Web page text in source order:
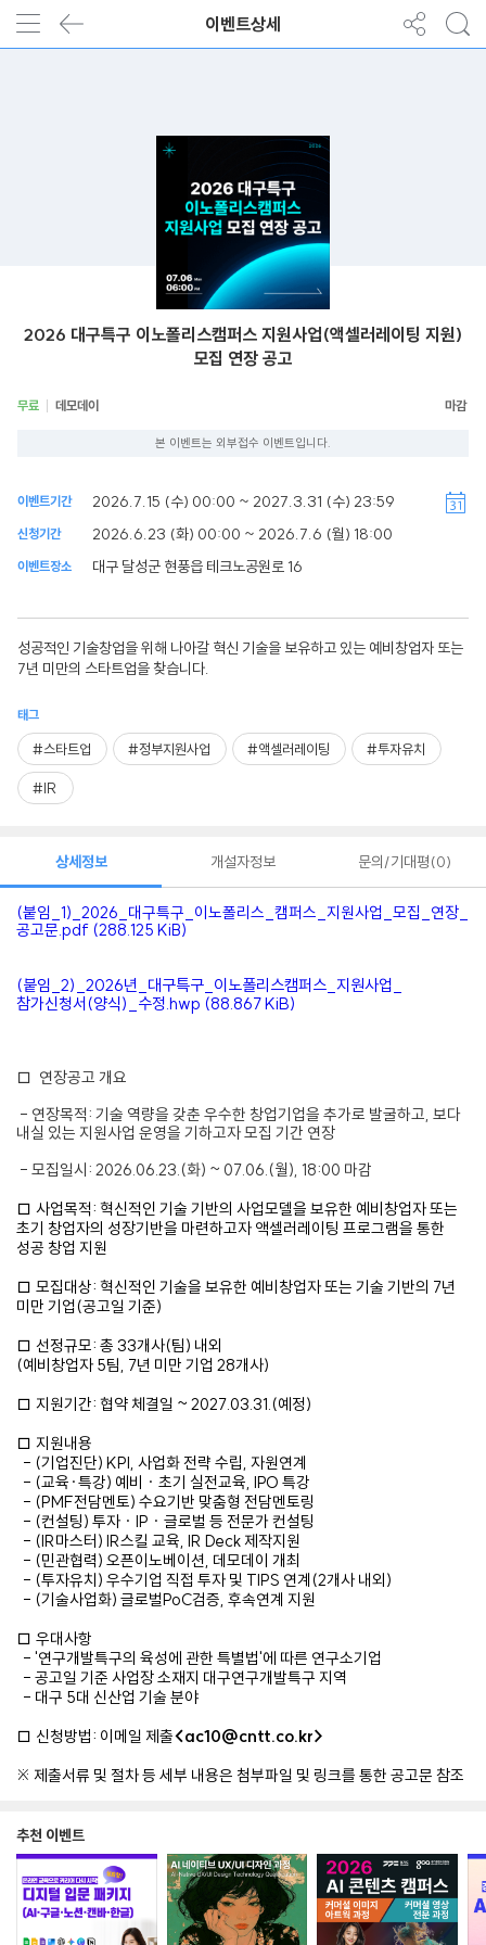
이벤트상세
2026 대구특구 이노폴리스캠퍼스 지원사업(액셀러레이팅 지원)
모집 연장 공고
무료 데모데이
본 이벤트는 외부접수 이벤트입니다.
이벤트기간 2026.7.15 (수) 00:00 ~ 2027.3.31 (수) 23:59
신청기간 2026.6.23 (화) 00:00 ~ 2026.7.6 (월) 18:00
이벤트장소 대구 달성군 현풍읍 테크노공원로 16
성공적인 기술창업을 위해 나아갈 혁신 기술을 보유하고 있는 예비창업자 또는
7년 미만의 스타트업을 찾습니다.
태그
#스타트업 #정부지원사업 #액셀러레이팅 #투자유치
#IR
상세정보
(붙임_1)_2026_대구특구_이노폴리스_캠퍼스_지원사업_모집_연장_
공고문.pdf (288.125 KiB)
(붙임_2)_2026년_대구특구_이노폴리스캠퍼스_지원사업_
참가신청서(양식)_수정.hwp (88.867 KiB)
□  연장공고 개요
내실 있는 지원사업 운영을 기하고자 모집 기간 연장
- 모집일시: 2026.06.23.(화) ~ 07.06.(월), 18:00 마감
□ 사업목적: 혁신적인 기술 기반의 사업모델을 보유한 예비창업자 또는
초기 창업자의 성장기반을 마련하고자 액셀러레이팅 프로그램을 통한
성공 창업 지원
□ 모집대상: 혁신적인 기술을 보유한 예비창업자 또는 기술 기반의 7년
미만 기업(공고일 기준)
□ 선정규모: 총 33개사(팀) 내외
(예비창업자 5팀, 7년 미만 기업 28개사)
□ 지원기간: 협약 체결일 ~ 2027.03.31.(예정)
□ 지원내용
- (기업진단) KPI, 사업화 전략 수립, 자원연계
- (교육·특강) 예비 · 초기 실전교육, IPO 특강
- (PMF전담멘토) 수요기반 맞춤형 전담멘토링
- (컨설팅) 투자 · IP · 글로벌 등 전문가 컨설팅
- (IR마스터) IR스킬 교육, IR Deck 제작지원
- (민관협력) 오픈이노베이션, 데모데이 개최
- (투자유치) 우수기업 직접 투자 및 TIPS 연계(2개사 내외)
- (기술사업화) 글로벌PoC검증, 후속연계 지원
□ 우대사항
- '연구개발특구의 육성에 관한 특별법'에 따른 연구소기업
- 공고일 기준 사업장 소재지 대구연구개발특구 지역
- 대구 5대 신산업 기술 분야
□ 신청방법: 이메일 제출<ac10@cntt.co.kr>
※ 제출서류 및 절차 등 세부 내용은 첨부파일 및 링크를 통한 공고문 참조
개설자정보 문의/기대평 0
추천 이벤트